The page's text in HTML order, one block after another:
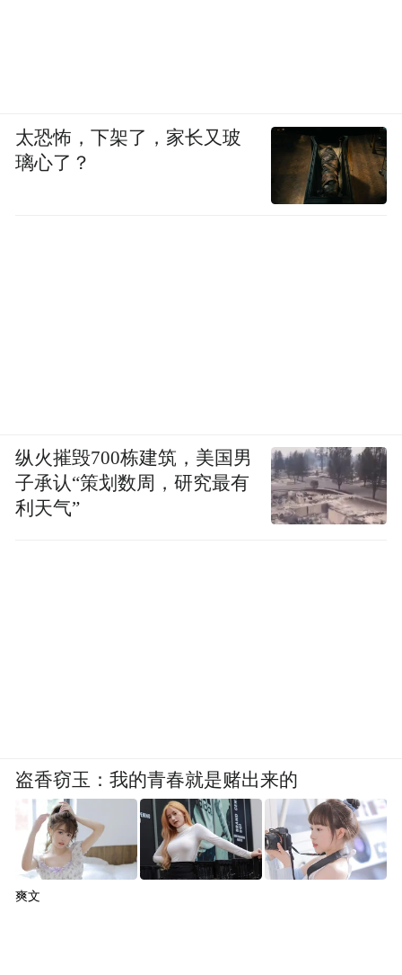
太恐怖，下架了，家长又玻
璃心了？
纵火摧毁700栋建筑，美国男
子承认“策划数周，研究最有
利天气”
盗香窃玉：我的青春就是赌出来的
爽文